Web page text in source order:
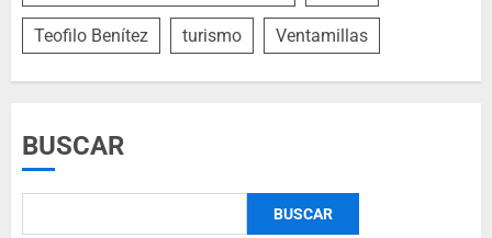
Teofilo Benítez turismo Ventamillas
BUSCAR
BUSCAR